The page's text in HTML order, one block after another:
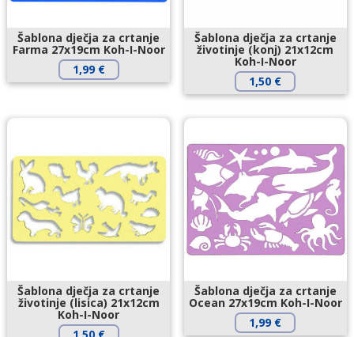
Šablona dječja za crtanje
Farma 27x19cm Koh-I-Noor
1,99 €
Šablona dječja za crtanje
životinje (konj) 21x12cm
Koh-I-Noor
1,50 €
Šablona dječja za crtanje
životinje (lisica) 21x12cm
Koh-I-Noor
Šablona dječja za crtanje
Ocean 27x19cm Koh-I-Noor
1,99 €